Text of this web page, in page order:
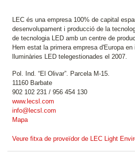
LEC és una empresa 100% de capital
desenvolupament i producció de la
de tecnologia LED amb un centre de
Hem estat la primera empresa d'Europa
lluminàries LED telegestionades el 2007.
Pol. Ind. “El Olivar”. Parcela M-15.
11160 Barbate
902 102 231 / 956 454 130
www.lecsl.com
info@lecsl.com
Mapa
Veure fitxa de proveïdor de LEC Light